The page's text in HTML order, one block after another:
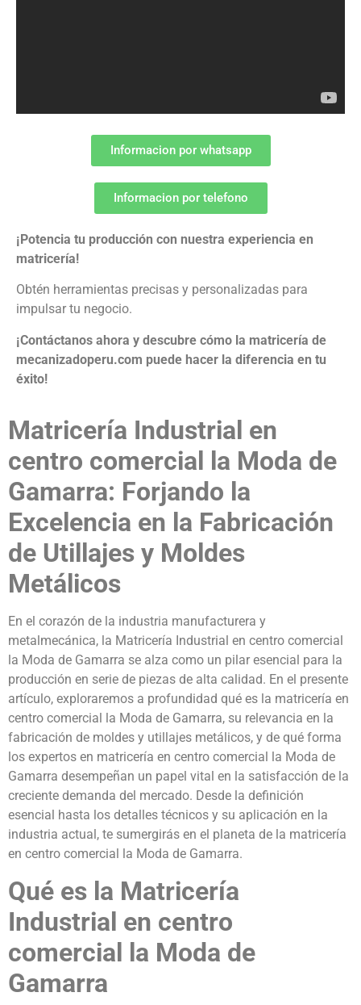
Informacion por whatsapp
Informacion por telefono
¡Potencia tu producción con nuestra experiencia en
matricería!
Obtén herramientas precisas y personalizadas para
impulsar tu negocio.
¡Contáctanos ahora y descubre cómo la matricería de
mecanizadoperu.com puede hacer la diferencia en tu
éxito!
Matricería Industrial en
centro comercial la Moda de
Gamarra: Forjando la
Excelencia en la Fabricación
de Utillajes y Moldes
Metálicos
En el corazón de la industria manufacturera y
metalmecánica, la Matricería Industrial en centro comercial
la Moda de Gamarra se alza como un pilar esencial para la
producción en serie de piezas de alta calidad. En el presente
artículo, exploraremos a profundidad qué es la matricería en
centro comercial la Moda de Gamarra, su relevancia en la
fabricación de moldes y utillajes metálicos, y de qué forma
los expertos en matricería en centro comercial la Moda de
Gamarra desempeñan un papel vital en la satisfacción de la
creciente demanda del mercado. Desde la definición
esencial hasta los detalles técnicos y su aplicación en la
industria actual, te sumergirás en el planeta de la matricería
en centro comercial la Moda de Gamarra.
Qué es la Matricería
Industrial en centro
comercial la Moda de
Gamarra